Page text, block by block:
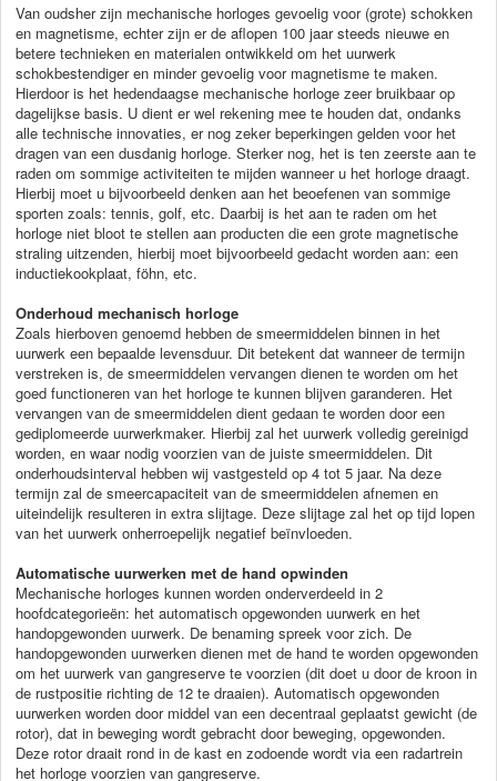
Van oudsher zijn mechanische horloges gevoelig voor (grote) schokken
en magnetisme, echter zijn er de aflopen 100 jaar steeds nieuwe en
betere technieken en materialen ontwikkeld om het uurwerk
schokbestendiger en minder gevoelig voor magnetisme te maken.
Hierdoor is het hedendaagse mechanische horloge zeer bruikbaar op
dagelijkse basis. U dient er wel rekening mee te houden dat, ondanks
alle technische innovaties, er nog zeker beperkingen gelden voor het
dragen van een dusdanig horloge. Sterker nog, het is ten zeerste aan te
raden om sommige activiteiten te mijden wanneer u het horloge draagt.
Hierbij moet u bijvoorbeeld denken aan het beoefenen van sommige
sporten zoals: tennis, golf, etc. Daarbij is het aan te raden om het
horloge niet bloot te stellen aan producten die een grote magnetische
straling uitzenden, hierbij moet bijvoorbeeld gedacht worden aan: een
inductiekookplaat, föhn, etc.
Onderhoud mechanisch horloge
Zoals hierboven genoemd hebben de smeermiddelen binnen in het
uurwerk een bepaalde levensduur. Dit betekent dat wanneer de termijn
verstreken is, de smeermiddelen vervangen dienen te worden om het
goed functioneren van het horloge te kunnen blijven garanderen. Het
vervangen van de smeermiddelen dient gedaan te worden door een
gediplomeerde uurwerkmaker. Hierbij zal het uurwerk volledig gereinigd
worden, en waar nodig voorzien van de juiste smeermiddelen. Dit
onderhoudsinterval hebben wij vastgesteld op 4 tot 5 jaar. Na deze
termijn zal de smeercapaciteit van de smeermiddelen afnemen en
uiteindelijk resulteren in extra slijtage. Deze slijtage zal het op tijd lopen
van het uurwerk onherroepelijk negatief beïnvloeden.
Automatische uurwerken met de hand opwinden
Mechanische horloges kunnen worden onderverdeeld in 2
hoofdcategorieën: het automatisch opgewonden uurwerk en het
handopgewonden uurwerk. De benaming spreek voor zich. De
handopgewonden uurwerken dienen met de hand te worden opgewonden
om het uurwerk van gangreserve te voorzien (dit doet u door de kroon in
de rustpositie richting de 12 te draaien). Automatisch opgewonden
uurwerken worden door middel van een decentraal geplaatst gewicht (de
rotor), dat in beweging wordt gebracht door beweging, opgewonden.
Deze rotor draait rond in de kast en zodoende wordt via een radartrein
het horloge voorzien van gangreserve.